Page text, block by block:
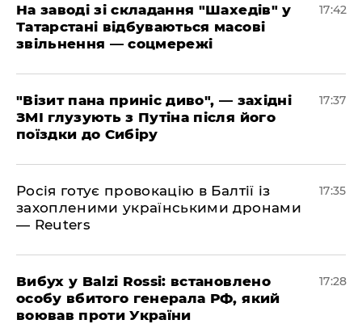
​На заводі зі складання "Шахедів" у
Татарстані відбуваються масові
звільнення — соцмережі
17:42
"Візит пана приніс диво", — західні
ЗМІ глузують з Путіна після його
поїздки до Сибіру
17:37
Росія готує провокацію в Балтії із
захопленими українськими дронами
— Reuters
17:35
​Вибух у Balzi Rossi: встановлено
особу вбитого генерала РФ, який
воював проти України
17:28